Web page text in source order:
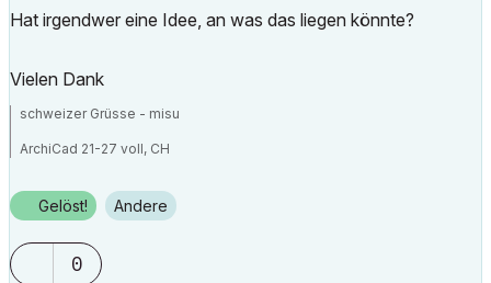
Hat irgendwer eine Idee, an was das liegen könnte?
Vielen Dank
schweizer Grüsse - misu
ArchiCad 21-27 voll, CH
Gelöst! Andere
0